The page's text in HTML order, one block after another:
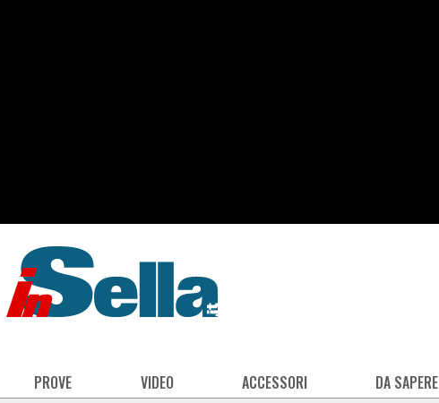
PROVE VIDEO ACCESSORI DA SAPERE